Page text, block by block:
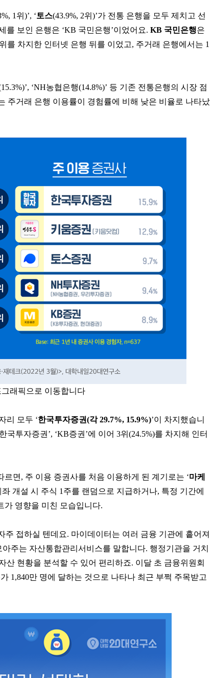
1위)’, ‘토스(43.9%, 2위)’가 전통 은행을 모두 제치고 선
보인 은행은 ‘KB 국민은행’이었어요. KB 국민은행은
를 차지한 인터넷 은행 뒤를 이었고, 주거래 은행에서는 1
‘NH농협은행(14.8%)’ 등 기존 전통은행의 시장 점
주거래 은행 이용률이 경험률에 비해 낮은 비율로 나타났
래픽으로 이동합니다
리 모두 ‘한국투자증권(각 29.7%, 15.9%)’이 차지했습니
투자증권’, ‘KB증권’에 이어 3위(24.5%)를 차지해 인터
르면, 주 이용 증권사를 처음 이용하게 된 계기로는 ‘마케
개설 시 주식 1주를 랜덤으로 지급하거나, 특정 기간에
가 영향을 미친 모습입니다.
주 접하실 텐데요. 마이데이터는 여러 금융 기관에 흩어져
주는 자산통합관리서비스를 말합니다. 행정기관을 거치
현황을 분석할 수 있어 편리하죠. 이달 초 금융위원회
1,840만 명에 달하는 것으로 나타나 최근 부쩍 주목받고